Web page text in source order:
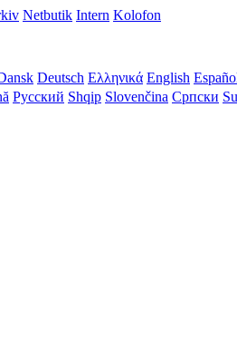
Netbutik Intern Kolofon
Deutsch Ελληνικά English
Русский Shqip Slovenčina Српски